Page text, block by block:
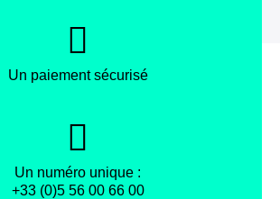
Un paiement sécurisé
Un numéro unique :
+33 (0)5 56 00 66 00